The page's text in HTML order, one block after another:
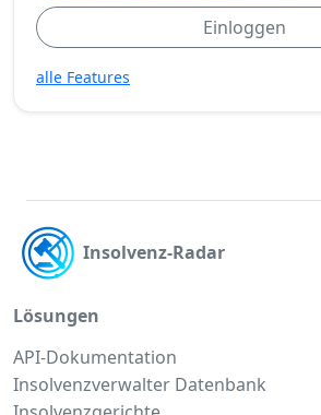
Einloggen
alle Features
Insolvenz-Radar
Lösungen
API-Dokumentation
Insolvenzverwalter Datenbank